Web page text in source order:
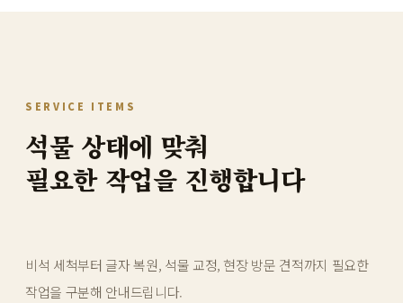
SERVICE ITEMS
석물 상태에 맞춰
필요한 작업을 진행합니다
비석 세척부터 글자 복원, 석물 교정, 현장 방문 견적까지 필요한
작업을 구분해 안내드립니다.